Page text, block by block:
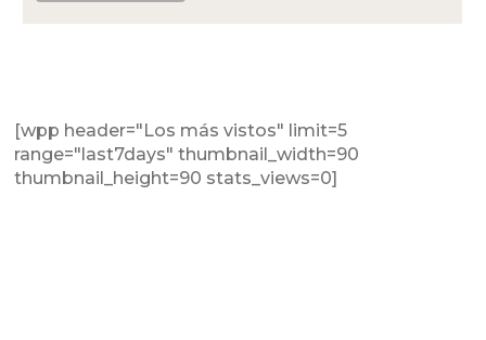
[wpp header="Los más vistos" limit=5
range="last7days" thumbnail_width=90
thumbnail_height=90 stats_views=0]